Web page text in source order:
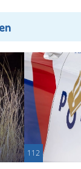
112